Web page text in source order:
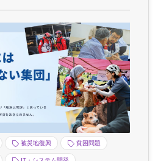
被災地復興 貧困問題